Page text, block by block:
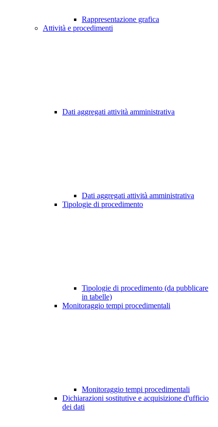
Rappresentazione grafica
Attività e procedimenti
Dati aggregati attività amministrativa
Dati aggregati attività amministrativa
Tipologie di procedimento
Tipologie di procedimento (da pubblicare
in tabelle)
Monitoraggio tempi procedimentali
Monitoraggio tempi procedimentali
Dichiarazioni sostitutive e acquisizione d'ufficio
dei dati